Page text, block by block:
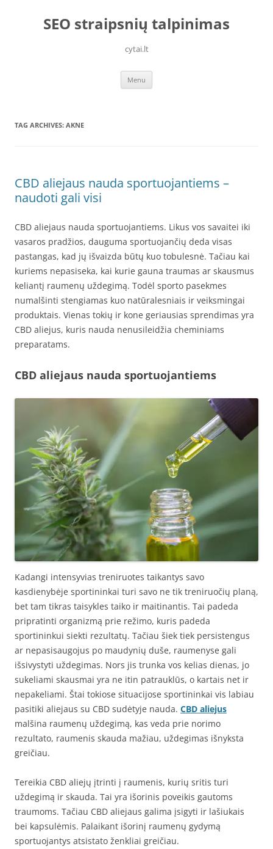
contentSEO straipsnių talpinimas
cytai.lt
Menu
TAG ARCHIVES: AKNE
CBD aliejaus nauda sportuojantiems –
naudoti gali visi
CBD aliejaus nauda sportuojantiems. Likus vos savaitei iki
vasaros pradžios, dauguma sportuojančių deda visas
pastangas, kad jų išvaizda būtų kuo tobulesnė. Tačiau kai
kuriems nepasiseka, kai kurie gauna traumas ar skausmus
keliantį raumenų uždegimą. Todėl sporto pasekmes
numalšinti stengiamas kuo natūralesniais ir veiksmingai
produktais. Vienas tokių ir kone geriausias sprendimas yra
CBD aliejus, kuris nauda nenusileidžia cheminiams
preparatams.
CBD aliejaus nauda sportuojantiems
Kadangi intensyvias treniruotes taikantys savo
kasdienybėje sportininkai turi savo ne tik treniruočių planą,
bet tam tikras taisykles taiko ir maitinantis. Tai padeda
pripratinti organizmą prie režimo, kuris padeda
sportininkui siekti rezultatų. Tačiau šiek tiek persistengus
ar nepasisaugojus po maudynių duše, raumenyse gali
išsivystyti uždegimas. Nors jis trunka vos kelias dienas, jo
sukeliami skausmai yra ne itin patrauklūs, o kartais net ir
nepakeliami. Štai tokiose situacijose sportininkai vis labiau
pasitiki aliejaus su CBD sudėtyje nauda. CBD aliejus
malšina raumenų uždegimą, kas veda prie norimo
rezultato, raumenis skauda mažiau, uždegimas išnyksta
greičiau.
Tereikia CBD aliejų įtrinti į raumenis, kurių sritis turi
uždegimą ir skauda. Tai yra išorinis poveikis gautoms
traumoms. Tačiau CBD aliejaus galima įsigyti ir lašiukais
bei kapsulėmis. Palaikant išorinį raumenų gydymą
sportuojantys atsistato ženkliai greičiau.